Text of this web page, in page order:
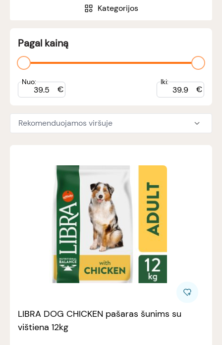
Kategorijos
Pagal kainą
Nuo:
€
Iki:
€
Rekomenduojamos viršuje
LIBRA DOG CHICKEN pašaras šunims su
vištiena 12kg